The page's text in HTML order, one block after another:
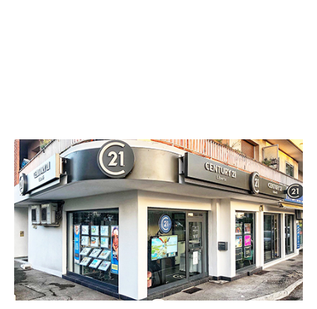
CENTURY 21 Liberté
14 avenue de Nice
ANTIBES - 06600
Envoyer un message
Téléphoner à l'agence